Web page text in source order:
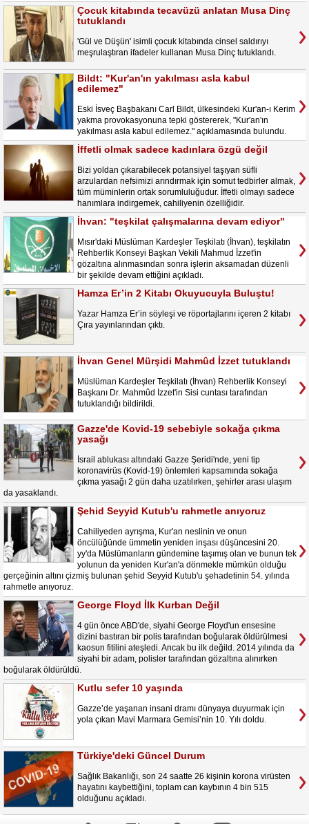
Çocuk kitabında tecavüzü anlatan Musa Dinç
tutuklandı
'Gül ve Düşün' isimli çocuk kitabında cinsel saldırıyı
meşrulaştıran ifadeler kullanan Musa Dinç tutuklandı.
Bildt: "Kur'an'ın yakılması asla kabul
edilemez"
Eski İsveç Başbakanı Carl Bildt, ülkesindeki Kur'an-ı Kerim
yakma provokasyonuna tepki göstererek, "Kur'an'ın
yakılması asla kabul edilemez." açıklamasında bulundu.
İffetli olmak sadece kadınlara özgü değil
Bizi yoldan çıkarabilecek potansiyel taşıyan süfli
arzulardan nefsimizi arındırmak için somut tedbirler almak,
tüm müminlerin ortak sorumluluğudur. İffetli olmayı sadece
hanımlara indirgemek, cahiliyenin özelliğidir.
İhvan: "teşkilat çalışmalarına devam ediyor"
Mısır'daki Müslüman Kardeşler Teşkilatı (İhvan), teşkilatın
Rehberlik Konseyi Başkan Vekili Mahmud İzzet'in
gözaltına alınmasından sonra işlerin aksamadan düzenli
bir şekilde devam ettiğini açıkladı.
Hamza Er’in 2 Kitabı Okuyucuyla Buluştu!
Yazar Hamza Er’in söyleşi ve röportajlarını içeren 2 kitabı
Çıra yayınlarından çıktı.
İhvan Genel Mürşidi Mahmûd İzzet tutuklandı
Müslüman Kardeşler Teşkilatı (İhvan) Rehberlik Konseyi
Başkanı Dr. Mahmûd İzzet'in Sisi cuntası tarafından
tutuklandığı bildirildi.
Gazze'de Kovid-19 sebebiyle sokağa çıkma
yasağı
İsrail ablukası altındaki Gazze Şeridi'nde, yeni tip
koronavirüs (Kovid-19) önlemleri kapsamında sokağa
çıkma yasağı 2 gün daha uzatılırken, şehirler arası ulaşım
da yasaklandı.
Şehid Seyyid Kutub'u rahmetle anıyoruz
Cahiliyeden ayrışma, Kur'an neslinin ve onun
öncülüğünde ümmetin yeniden inşası düşüncesini 20.
yy'da Müslümanların gündemine taşımış olan ve bunun tek
yolunun da yeniden Kur'an'a dönmekle mümkün olduğu
gerçeğinin altını çizmiş bulunan şehid Seyyid Kutub'u şehadetinin 54. yılında
rahmetle anıyoruz.
George Floyd İlk Kurban Değil
4 gün önce ABD'de, siyahi George Floyd'un ensesine
dizini bastıran bir polis tarafından boğularak öldürülmesi
kaosun fitilini ateşledi. Ancak bu ilk değild. 2014 yılında da
siyahi bir adam, polisler tarafından gözaltına alınırken
boğularak öldürüldü.
Kutlu sefer 10 yaşında
Gazze’de yaşanan insani dramı dünyaya duyurmak için
yola çıkan Mavi Marmara Gemisi’nin 10. Yılı doldu.
Türkiye'deki Güncel Durum
Sağlık Bakanlığı, son 24 saatte 26 kişinin korona virüsten
hayatını kaybettiğini, toplam can kaybının 4 bin 515
olduğunu açıkladı.